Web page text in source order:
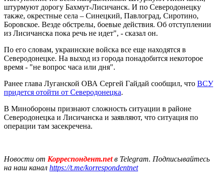
штурмуют дорогу Бахмут-Лисичанск. И по Северодонецку
также, окрестные села – Синецкий, Павлоград, Сиротино,
Боровское. Везде обстрелы, боевые действия. Об отступлении
из Лисичанска пока речь не идет", - сказал он.
По его словам, украинские войска все еще находятся в
Северодонецке. На выход из города понадобится некоторое
время - "не вопрос часа или дня".
Ранее глава Луганской ОВА Сергей Гайдай сообщил, что ВСУ
придется отойти от Северодонецка.
В Минобороны признают сложность ситуации в районе
Северодонецка и Лисичанска и заявляют, что ситуация по
операции там засекречена.
Новости от Корреспондент.netв Telegram. Подписывайтесь
на наш канал https://t.me/korrespondentnet